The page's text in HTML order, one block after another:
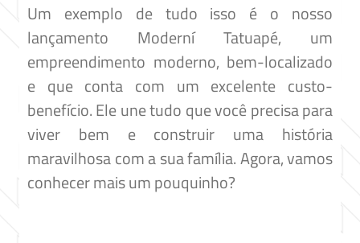
Um exemplo de tudo isso é o nosso
lançamento Moderní Tatuapé, um
empreendimento moderno, bem-localizado
e que conta com um excelente custo-
benefício. Ele une tudo que você precisa para
viver bem e construir uma história
maravilhosa com a sua família. Agora, vamos
conhecer mais um pouquinho?